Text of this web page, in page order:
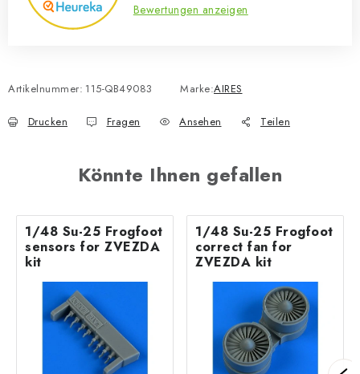
Bewertungen anzeigen
Artikelnummer: 115-QB49083 Marke:AIRES
Drucken Fragen Ansehen Teilen
Könnte Ihnen gefallen
1/48 Su-25 Frogfoot
sensors for ZVEZDA
kit
1/48 Su-25 Frogfoot
correct fan for
ZVEZDA kit